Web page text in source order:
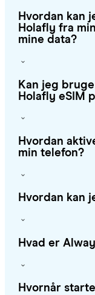
Hvordan kan
Holafly fra
mine data?
Kan jeg
Holafly eSIM
Hvordan
min telefon?
Hvordan kan
Hvad er
Hvornår